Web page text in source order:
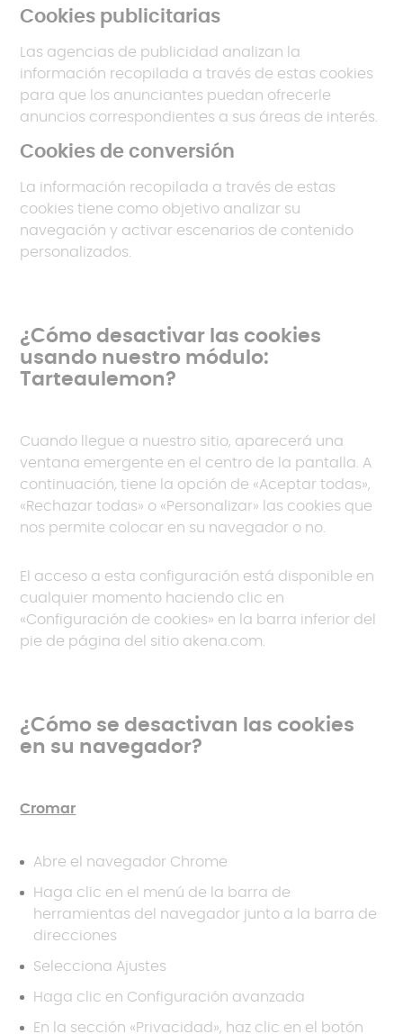
Cookies publicitarias
Las agencias de publicidad analizan la
información recopilada a través de estas cookies
para que los anunciantes puedan ofrecerle
anuncios correspondientes a sus áreas de interés.
Cookies de conversión
La información recopilada a través de estas
cookies tiene como objetivo analizar su
navegación y activar escenarios de contenido
personalizados.
¿Cómo desactivar las cookies
usando nuestro módulo:
Tarteaulemon?
Cuando llegue a nuestro sitio, aparecerá una
ventana emergente en el centro de la pantalla. A
continuación, tiene la opción de «Aceptar todas»,
«Rechazar todas» o «Personalizar» las cookies que
nos permite colocar en su navegador o no.
El acceso a esta configuración está disponible en
cualquier momento haciendo clic en
«Configuración de cookies» en la barra inferior del
pie de página del sitio akena.com.
¿Cómo se desactivan las cookies
en su navegador?
Cromar
Abre el navegador Chrome
Haga clic en el menú de la barra de
herramientas del navegador junto a la barra de
direcciones
Selecciona Ajustes
Haga clic en Configuración avanzada
En la sección «Privacidad», haz clic en el botón